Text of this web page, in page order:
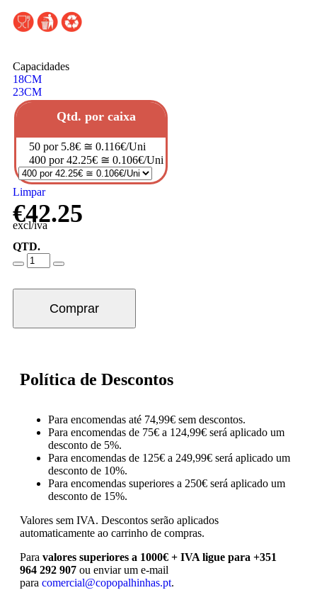
Capacidades
18CM
23CM
Qtd. por caixa
50 por 5.8€ ≅ 0.116€/Uni
400 por 42.25€ ≅ 0.106€/Uni
Limpar
€42.25
excl/iva
QTD.
Comprar
Política de Descontos
Para encomendas até 74,99€ sem descontos.
Para encomendas de 75€ a 124,99€ será aplicado um
desconto de 5%.
Para encomendas de 125€ a 249,99€ será aplicado um
desconto de 10%.
Para encomendas superiores a 250€ será aplicado um
desconto de 15%.
Valores sem IVA. Descontos serão aplicados
automaticamente ao carrinho de compras.
Para valores superiores a 1000€ + IVA ligue para +351
964 292 907 ou enviar um e-mail
para comercial@copopalhinhas.pt.